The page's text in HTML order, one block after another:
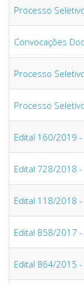
Processo
Convocações
Processo
Processo
Edital 160/2019
Edital 728/2018
Edital 118/2018
Edital 858/2017
Edital 864/2015